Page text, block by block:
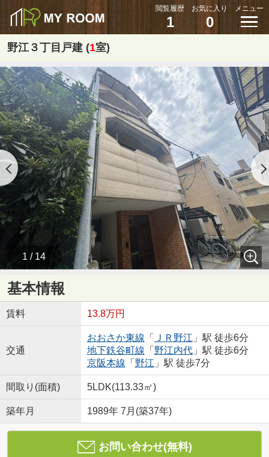
閲覧履歴
1
お気に入り
0
メニュー
野江３丁目戸建 (1室)
1 / 14
基本情報
賃料 13.8万円
交通
おおさか東線 「 ＪＲ野江 」駅 徒歩6分
地下鉄谷町線 「 野江内代」駅 徒歩6分
京阪本線 「 野江 」駅 徒歩7分
間取り(面積) 5LDK(113.33㎡)
築年月 1989年 7月(築37年)
お問い合わせ(無料)